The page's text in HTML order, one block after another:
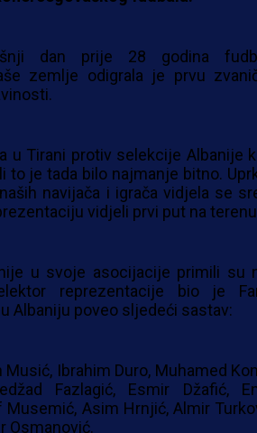
dan prije 28 godina
zemlje odigrala je prvu
u Tirani protiv selekcije Albanije
to je tada bilo najmanje bitno.
navijača i igrača vidjela se
vidjeli prvi put na
u svoje asocijacije primili su
reprezentacije bio je
Albaniju poveo sljedeći sastav:
Musić, Ibrahim Duro, Muhamed
Fazlagić, Esmir Džafić,
Musemić, Asim Hrnjić, Almir
Osmanović.